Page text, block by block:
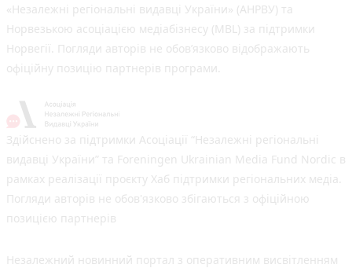
«Незалежні регіональні видавці України» (АНРВУ) та
Норвезькою асоціацією медіабізнесу (MBL) за підтримки
Норвегії. Погляди авторів не обов’язково відображають
офіційну позицію партнерів програми.
Здійснено за підтримки Асоціації “Незалежні регіональні
видавці України” та Foreningen Ukrainian Media Fund Nordic в
рамках реалізації проєкту Хаб підтримки регіональних медіа.
Погляди авторів не обов'язково збігаються з офіційною
позицією партнерів
Незалежний новинний портал з оперативним висвітленням